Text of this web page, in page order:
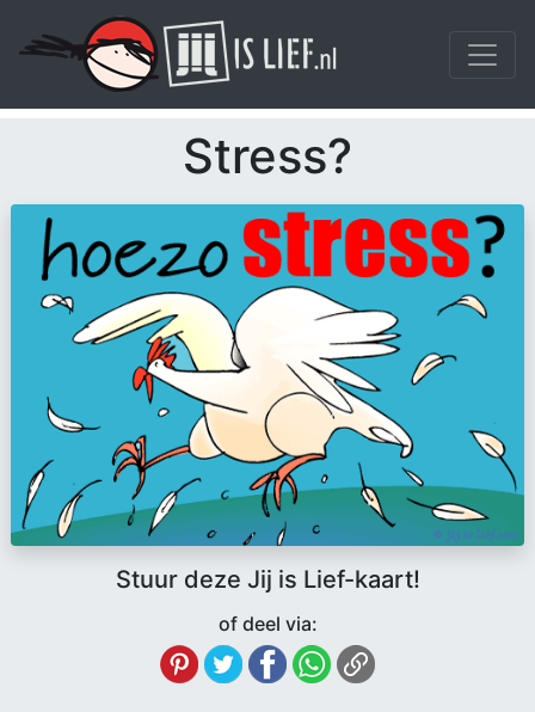
Stress?
Stuur deze Jij is Lief-kaart!
of deel via: